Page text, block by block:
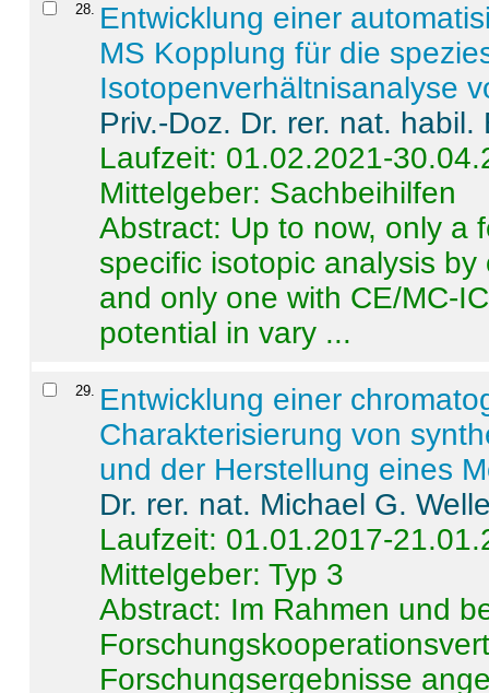
28. Entwicklung einer
MS Kopplung für die
Isotopenverhältnisanalyse
Priv.-Doz. Dr. rer. nat.
Laufzeit: 01.02.2021-
Mittelgeber: Sachbeihilfen
Abstract: Up to now, only a
specific isotopic analysis
and only one with CE/MC-
potential in vary ...
29. Entwicklung einer
Charakterisierung von
und der Herstellung eines
Dr. rer. nat. Michael G.
Laufzeit: 01.01.2017-
Mittelgeber: Typ 3
Abstract: Im Rahmen und
Forschungsergebnisse